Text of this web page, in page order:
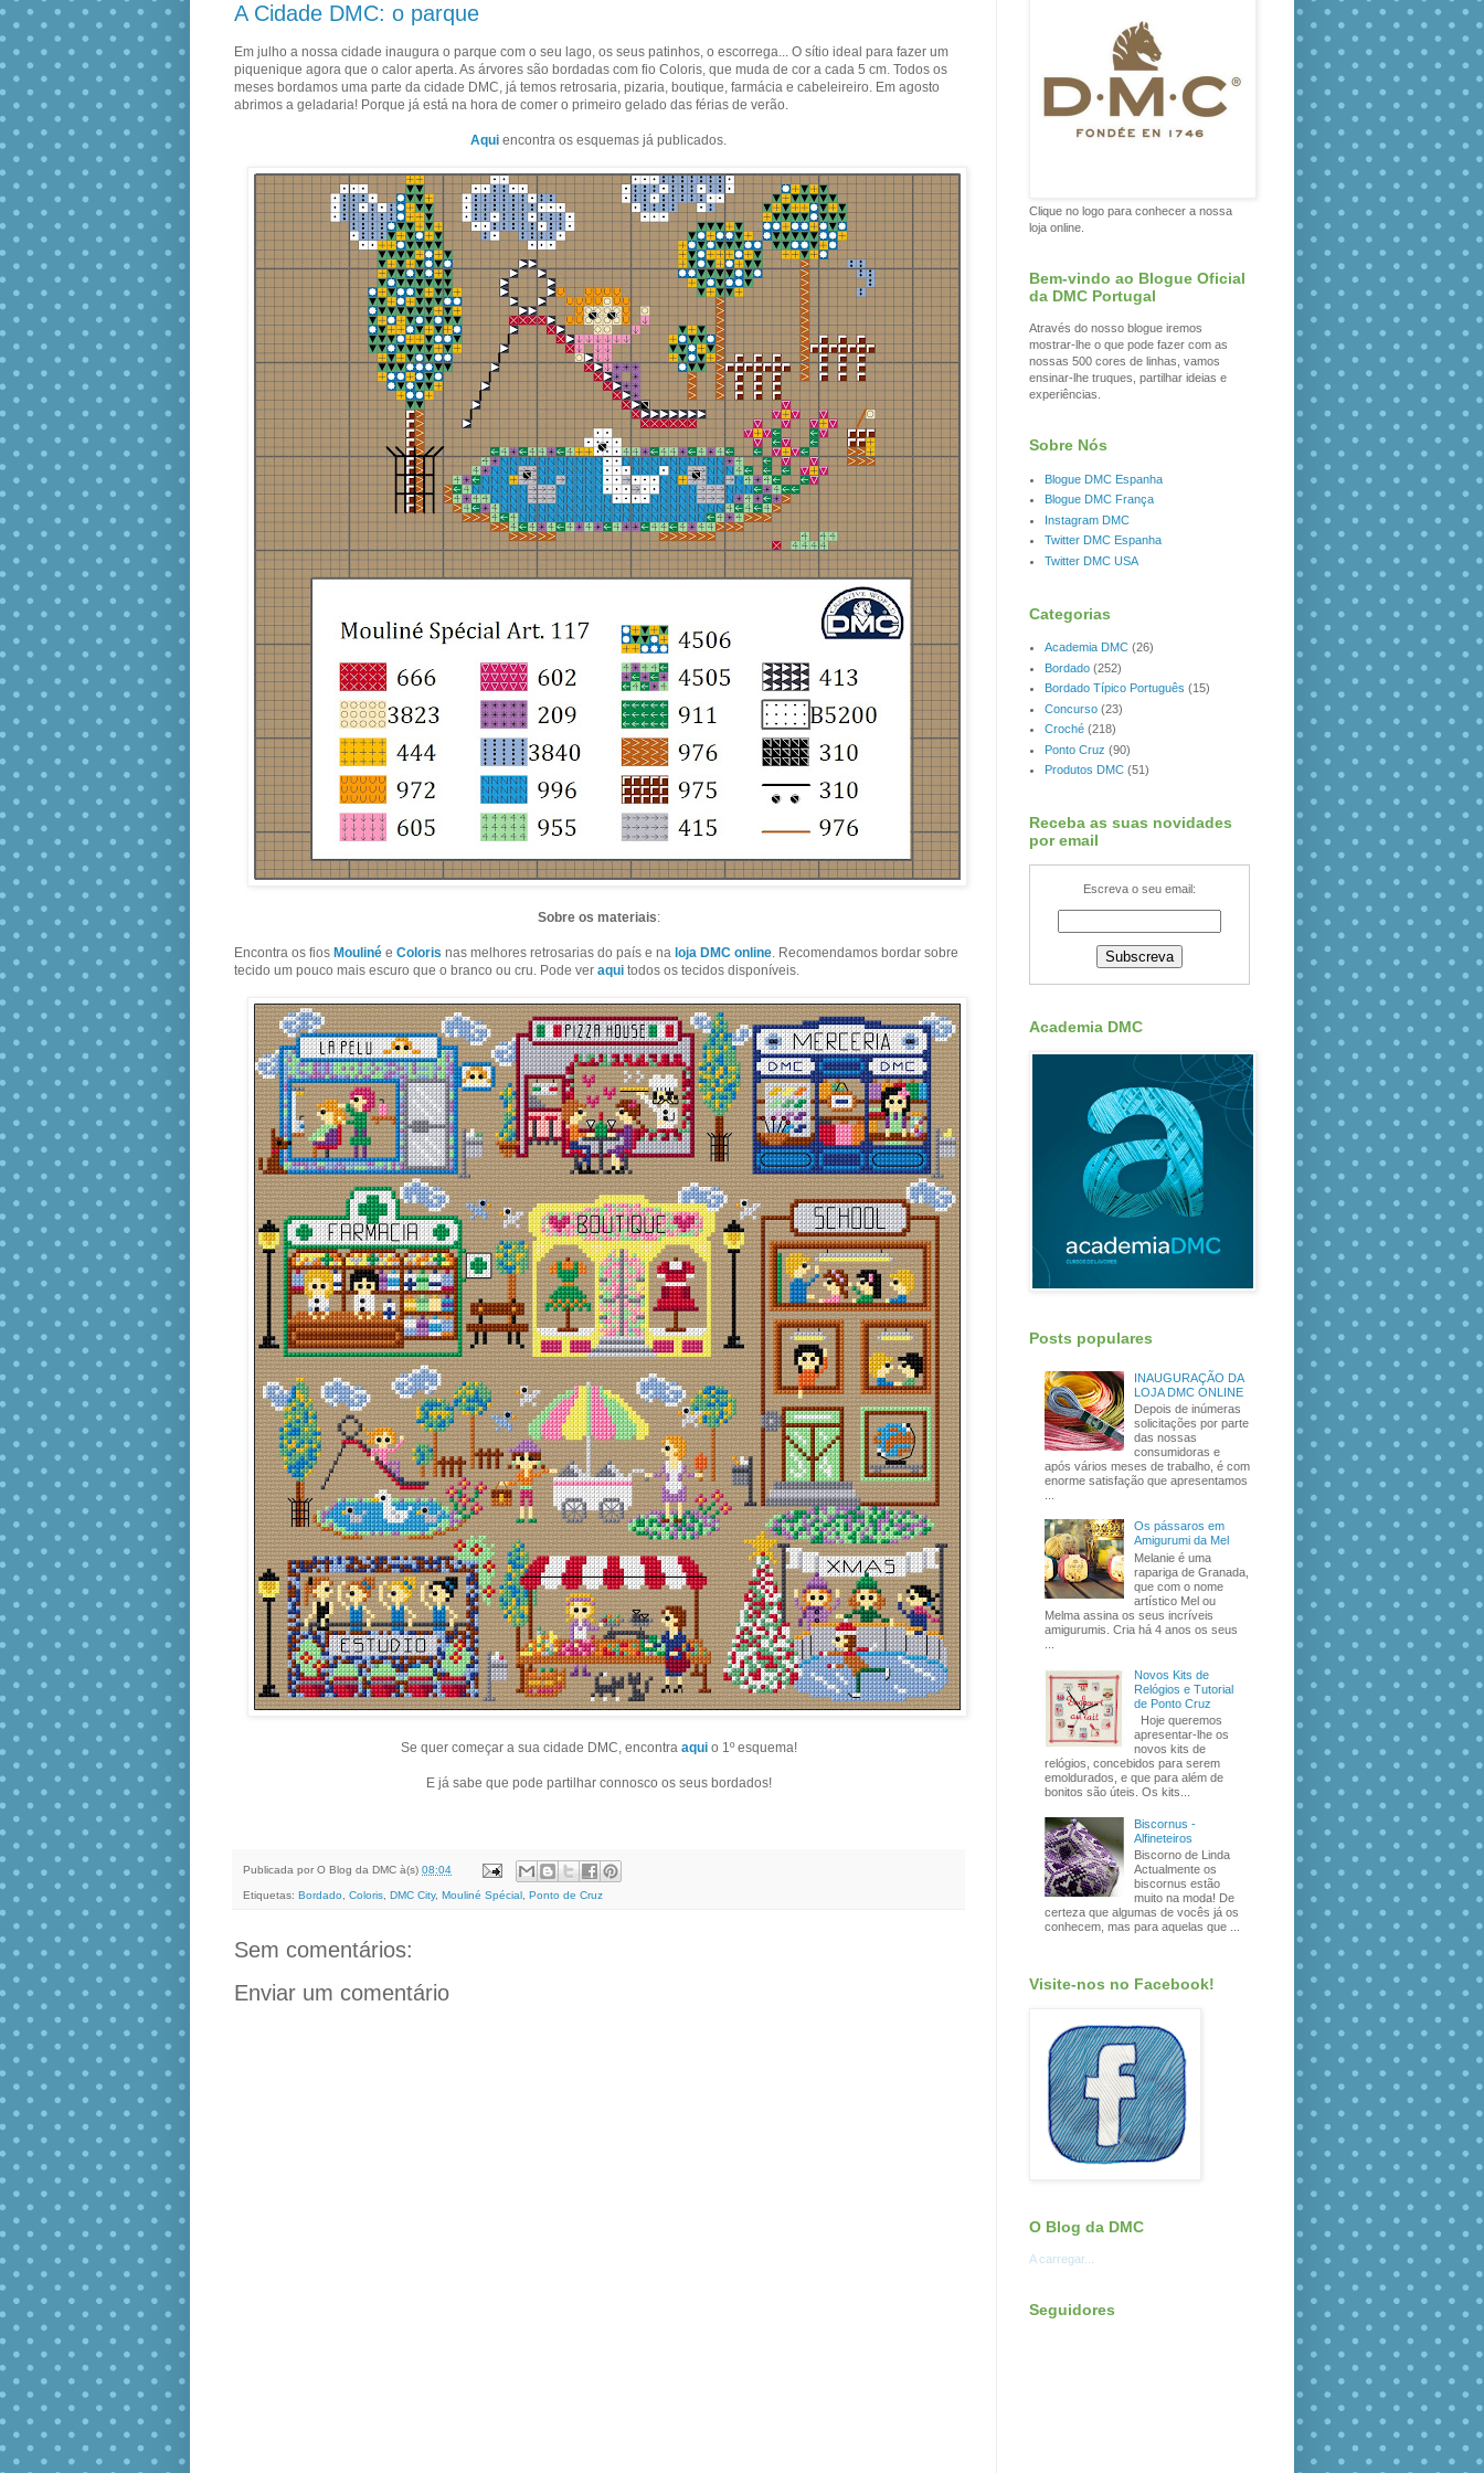
A Cidade DMC: o parque
Em julho a nossa cidade inaugura o parque com o seu lago, os seus patinhos, o escorrega... O sítio ideal para fazer um
piquenique agora que o calor aperta. As árvores são bordadas com fio Coloris, que muda de cor a cada 5 cm. Todos os
meses bordamos uma parte da cidade DMC, já temos retrosaria, pizaria, boutique, farmácia e cabeleireiro. Em agosto
abrimos a geladaria! Porque já está na hora de comer o primeiro gelado das férias de verão.
Aqui encontra os esquemas já publicados.
Sobre os materiais:
Encontra os fios Mouliné e Coloris nas melhores retrosarias do país e na loja DMC online. Recomendamos bordar sobre
tecido um pouco mais escuro que o branco ou cru. Pode ver aqui todos os tecidos disponíveis.
Se quer começar a sua cidade DMC, encontra aquio 1º esquema!
E já sabe que pode partilhar connosco os seus bordados!
Publicada por O Blog da DMC à(s) 08:04
Etiquetas: Bordado Coloris DMC City, Mouliné Spécial Ponto de Cruz
Sem comentários:
Enviar um comentário
Clique no logo para conhecer a nossa
loja online.
Bem-vindo ao Blogue Oficial
da DMC Portugal
Através do nosso blogue iremos
mostrar-lhe o que pode fazer com as
nossas 500 cores de linhas, vamos
ensinar-lhe truques, partilhar ideias e
experiências.
Sobre Nós
Blogue DMC Espanha
Blogue DMC França
Instagram DMC
Twitter DMC Espanha
Twitter DMC USA
Categorias
Academia DMC (26)
Bordado (252)
Bordado Típico Português (15)
Concurso (23)
Croché (218)
Ponto Cruz (90)
Produtos DMC (51)
Receba as suas novidades
por email
Escreva o seu email:
Academia DMC
Posts populares
INAUGURAÇÃO DA
LOJA DMC ONLINE
Depois de inúmeras
solicitações por parte
das nossas
consumidoras e
após vários meses de trabalho, é com
enorme satisfação que apresentamos
Os pássaros em
Amigurumi da Mel
Melanie é uma
rapariga de Granada,
que com o nome
artístico Mel ou
Melma assina os seus incríveis
amigurumis. Cria há 4 anos os seus
Novos Kits de
Relógios e Tutorial
de Ponto Cruz
Hoje queremos
apresentar-lhe os
novos kits de
relógios, concebidos para serem
emoldurados, e que para além de
bonitos são úteis. Os kits...
Biscornus -
Alfineteiros
Biscorno de Linda
Actualmente os
biscornus estão
muito na moda! De
certeza que algumas de vocês já os
conhecem, mas para aquelas que ...
Visite-nos no Facebook!
O Blog da DMC
A carregar...
Seguidores